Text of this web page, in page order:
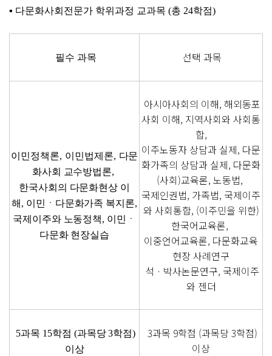
▪ 다문화사회전문가 학위과정 교과목 (총 24학점)
필수 과목 선택 과목
이민정책론, 이민법제론, 다문
화사회 교수방법론,
한국사회의 다문화현상 이
해 , 이민ㆍ다문화가족 복지론,
국제이주와 노동정책, 이민ㆍ
다문화 현장실습
아시아사회의 이해, 해외동포
사회 이해, 지역사회와 사회통
합,
이주노동자 상담과 실제, 다문
화가족의 상담과 실제, 다문화
(사회)교육론, 노동법,
국제인권법, 가족법, 국제이주
와 사회통합, (이주민을 위한)
한국어교육론,
이중언어교육론, 다문화교육
현장 사례연구
석ㆍ박사논문연구, 국제이주
와 젠더
5과목 15학점(과목당3학점)
이상
3과목 9학점 (과목당 3학점)
이상